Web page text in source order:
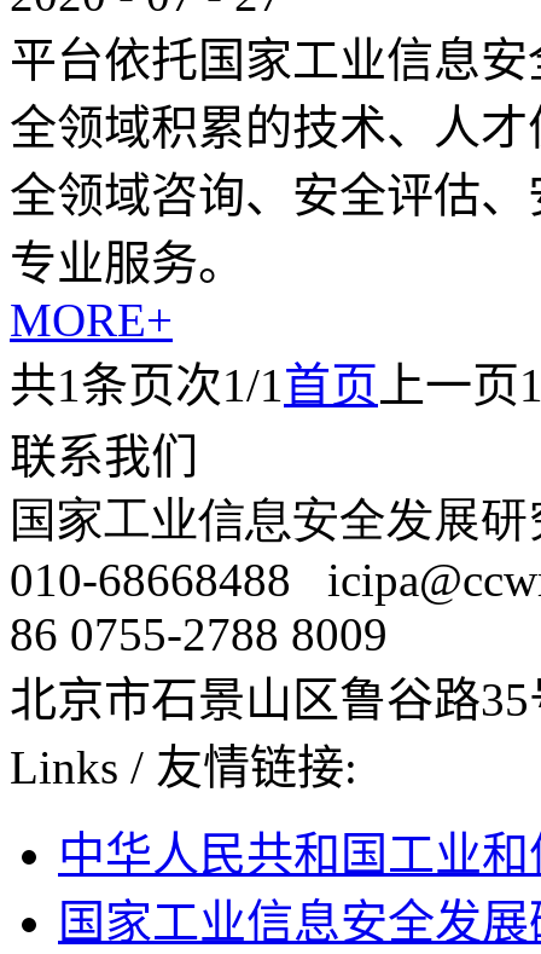
平台依托国家工业信息
全领域积累的技术、人
全领域咨询、安全评估
专业服务。
MORE+
共1条页次1/1首页 上一页
联系我们
国家工业信息安全发展
010-68668488
86 0755-2788 8009
北京市石景山区鲁谷路
Links / 友情链接:
中华人民共和国工业
国家工业信息安全发